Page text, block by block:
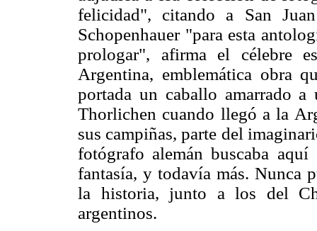
felicidad", citando a San
Schopenhauer "para esta
prologar", afirma el célebre
Argentina, emblemática obra
portada un caballo amarrado
Thorlichen cuando llegó a la
sus campiñas, parte del
fotógrafo alemán buscaba
fantasía, y todavía más. Nunca
la historia, junto a los del
argentinos.